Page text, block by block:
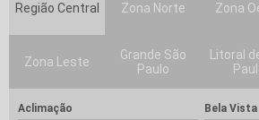
Região Central Zona Norte Zona
Zona Leste
Grande São
Paulo
Litoral
Aclimação Bela Vista